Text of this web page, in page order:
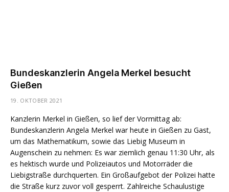
Bundeskanzlerin Angela Merkel besucht
Gießen
19. OKTOBER 2021
Kanzlerin Merkel in Gießen, so lief der Vormittag ab:
Bundeskanzlerin Angela Merkel war heute in Gießen zu Gast,
um das Mathematikum, sowie das Liebig Museum in
Augenschein zu nehmen: Es war ziemlich genau 11:30 Uhr, als
es hektisch wurde und Polizeiautos und Motorräder die
Liebigstraße durchquerten. Ein Großaufgebot der Polizei hatte
die Straße kurz zuvor voll gesperrt. Zahlreiche Schaulustige